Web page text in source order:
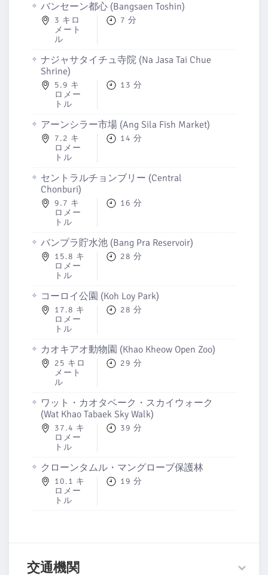
バンセーン都心 (Bangsaen Toshin)
3 キロ
メート
ル
7 分
ナジャサタイチュ寺院 (Na Jasa Tai Chue
Shrine)
5.9 キ
ロメー
トル
13 分
アーンシラー市場 (Ang Sila Fish Market)
7.2 キ
ロメー
トル
14 分
セントラルチョンブリー (Central
Chonburi)
9.7 キ
ロメー
トル
16 分
バンプラ貯水池 (Bang Pra Reservoir)
15.8 キ
ロメー
トル
28 分
コーロイ公園 (Koh Loy Park)
17.8 キ
ロメー
トル
28 分
カオキアオ動物園 (Khao Kheow Open Zoo)
25 キロ
メート
ル
29 分
ワット・カオタベーク・スカイウォーク
(Wat Khao Tabaek Sky Walk)
37.4 キ
ロメー
トル
39 分
クローンタムル・マングローブ保護林
10.1 キ
ロメー
トル
19 分
交通機関